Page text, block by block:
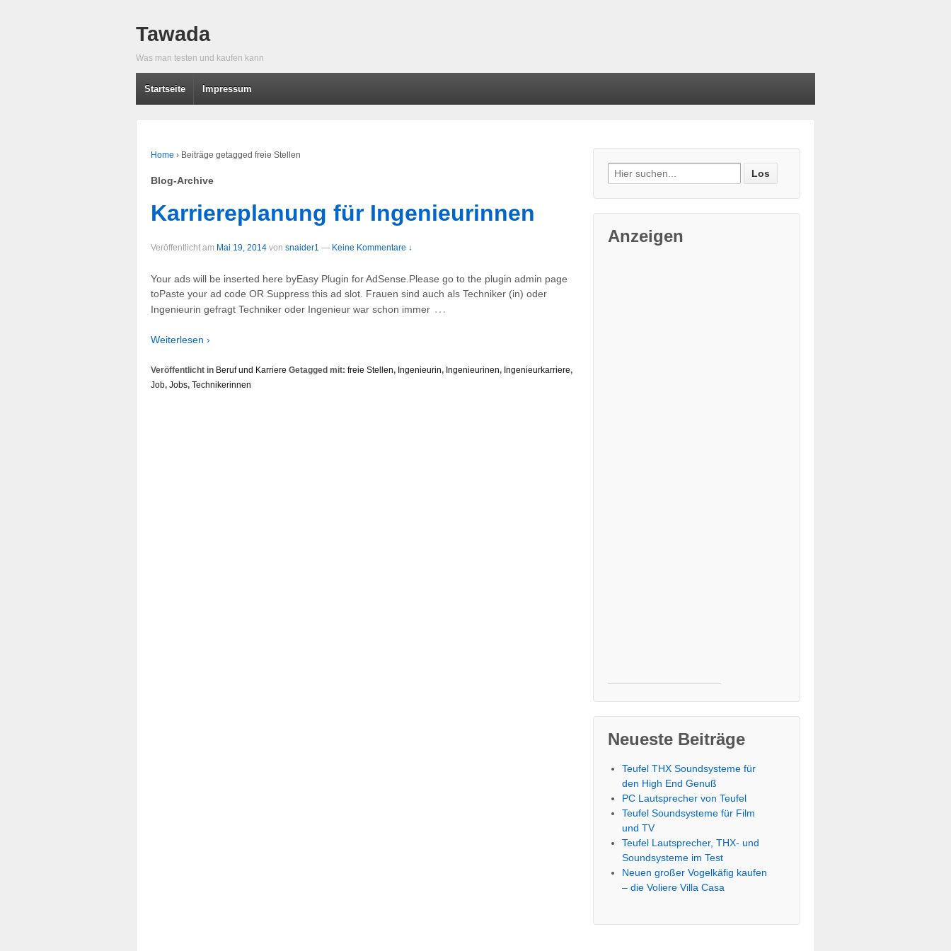
Tawada
Was man testen und kaufen kann
Startseite Impressum
Home › Beiträge getagged freie Stellen
Blog-Archive
Karriereplanung für Ingenieurinnen
Veröffentlicht am Mai 19, 2014 von snaider1 — Keine Kommentare ↓
Your ads will be inserted here byEasy Plugin for AdSense.Please go to the plugin admin page
toPaste your ad code OR Suppress this ad slot. Frauen sind auch als Techniker (in) oder
Ingenieurin gefragt Techniker oder Ingenieur war schon immer …
Weiterlesen ›
Veröffentlicht in Beruf und Karriere Getagged mit: freie Stellen, Ingenieurin, Ingenieurinen, Ingenieurkarriere,
Job, Jobs, Technikerinnen
Suche nach:
Anzeigen
Neueste Beiträge
Teufel THX Soundsysteme für
den High End Genuß
PC Lautsprecher von Teufel
Teufel Soundsysteme für Film
und TV
Teufel Lautsprecher, THX- und
Soundsysteme im Test
Neuen großer Vogelkäfig kaufen
– die Voliere Villa Casa